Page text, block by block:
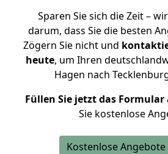
Sparen Sie sich die Zeit –
darum, dass Sie die besten
Zögern Sie nicht und
heute, um Ihren
Hagen nach
Füllen Sie jetzt das Formular
Sie kostenlose
Kostenlose